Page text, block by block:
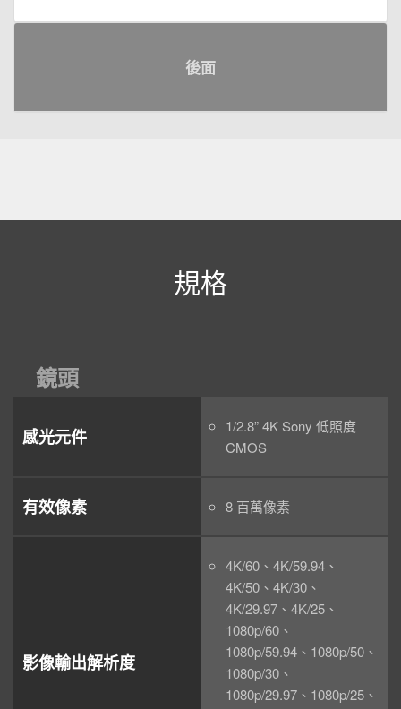
後面
規格
鏡頭
感光元件
1/2.8” 4K Sony 低照度
CMOS
有效像素 8 百萬像素
影像輸出解析度
4K/60、4K/59.94、
4K/50、4K/30、
4K/29.97、4K/25、
1080p/60、
1080p/59.94、1080p/50、
1080p/30、
1080p/29.97、1080p/25、